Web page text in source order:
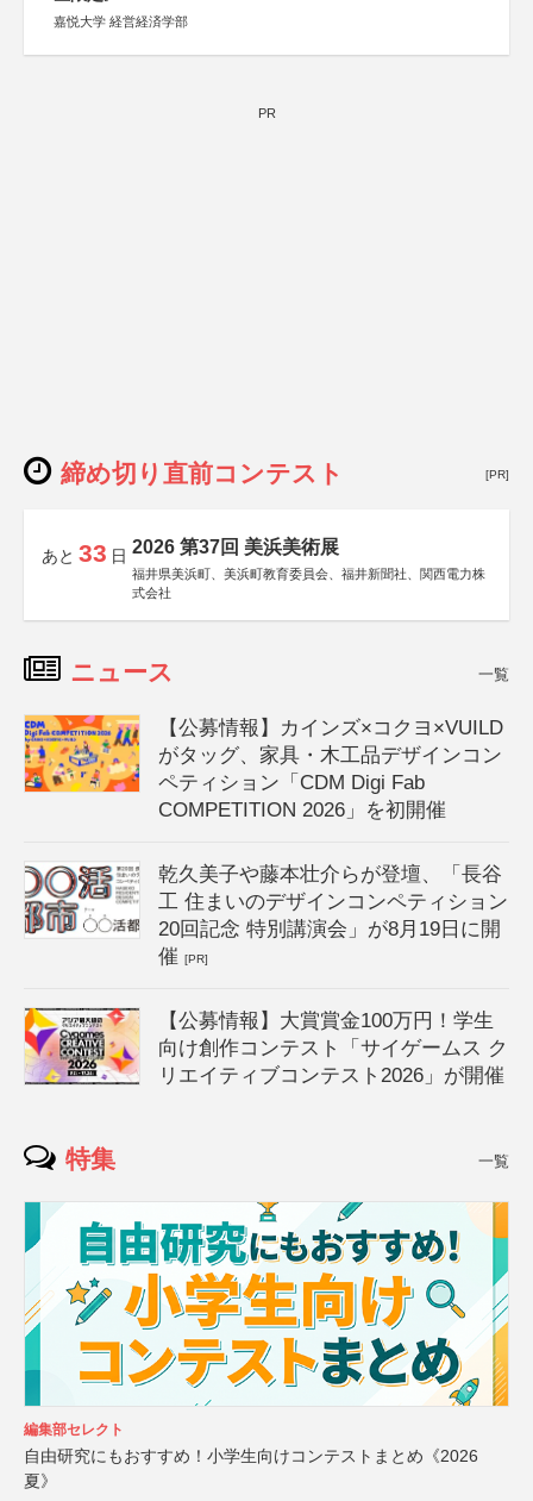
嘉悦大学 経営経済学部
PR
締め切り直前コンテスト [PR]
あと 33 日 2026 第37回 美浜美術展
福井県美浜町、美浜町教育委員会、福井新聞社、関西電力株
式会社
ニュース 一覧
【公募情報】カインズ×コクヨ×VUILD
がタッグ、家具・木工品デザインコン
ペティション「CDM Digi Fab
COMPETITION 2026」を初開催
乾久美子や藤本壮介らが登壇、「長谷
工 住まいのデザインコンペティション
20回記念 特別講演会」が8月19日に開
催[PR]
【公募情報】大賞賞金100万円！学生
向け創作コンテスト「サイゲームス ク
リエイティブコンテスト2026」が開催
特集 一覧
編集部セレクト
自由研究にもおすすめ！小学生向けコンテストまとめ《2026
夏》